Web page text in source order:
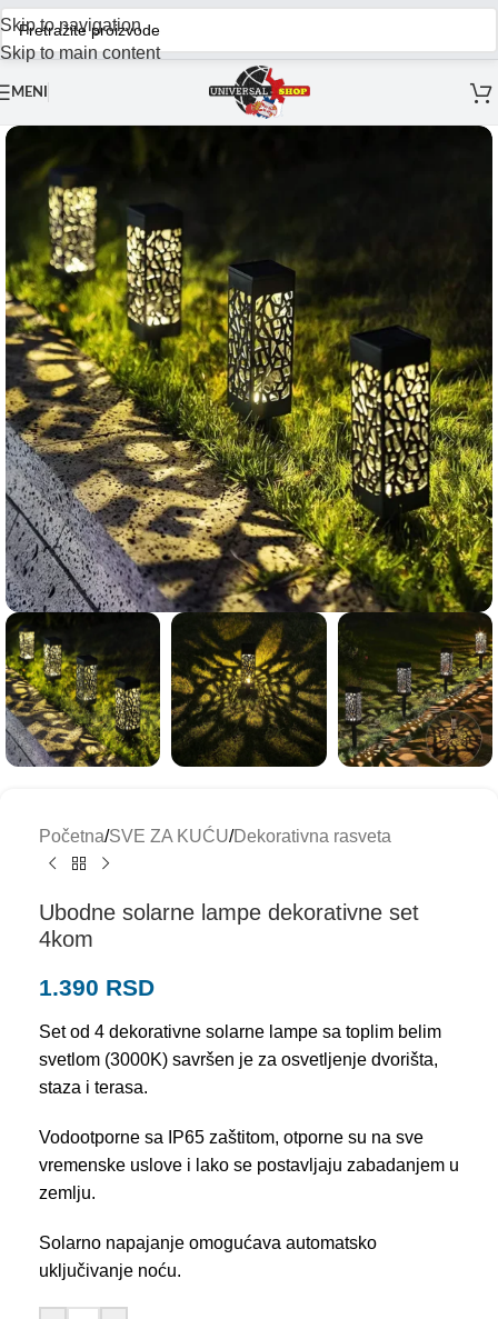
Skip to navigation
Skip to main content
MENI
Početna/SVE ZA KUĆU/Dekorativna rasveta
Ubodne solarne lampe dekorativne set
4kom
1.390 RSD
Set od 4 dekorativne solarne lampe sa toplim belim
svetlom (3000K) savršen je za osvetljenje dvorišta,
staza i terasa.
Vodootporne sa IP65 zaštitom, otporne su na sve
vremenske uslove i lako se postavljaju zabadanjem u
zemlju.
Solarno napajanje omogućava automatsko
uključivanje noću.